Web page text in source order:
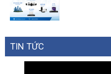
TIN TỨC